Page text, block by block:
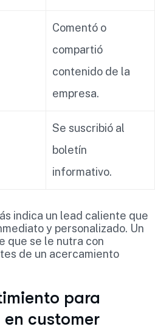
Comentó o
compartió
contenido de la
empresa.
Se suscribió al
boletín
informativo.
indica un lead caliente que
y personalizado. Un
que se le nutra con
de un acercamiento
para
customer